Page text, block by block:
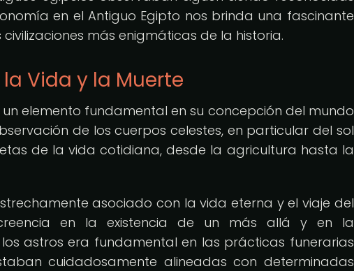
en el Antiguo Egipto nos brinda una fascinante
más enigmáticas de la historia.
Vida y la Muerte
elemento fundamental en su concepción del mundo
de los cuerpos celestes, en particular del sol
de la vida cotidiana, desde la agricultura hasta la
asociado con la vida eterna y el viaje del
en la existencia de un más allá y en la
astros era fundamental en las prácticas funerarias
cuidadosamente alineadas con determinadas